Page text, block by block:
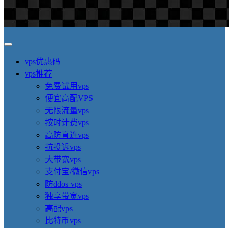
vps优惠码
vps推荐
免费试用vps
便宜高配VPS
无限流量vps
按时计费vps
高防直连vps
抗投诉vps
大带宽vps
支付宝/微信vps
防ddos vps
独享带宽vps
高配vps
比特币vps